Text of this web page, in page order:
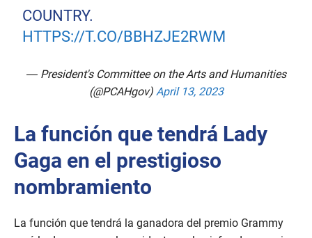
COUNTRY.
HTTPS://T.CO/BBHZJE2RWM
— President's Committee on the Arts and Humanities
(@PCAHgov) April 13, 2023
La función que tendrá Lady
Gaga en el prestigioso
nombramiento
La función que tendrá la ganadora del premio Grammy